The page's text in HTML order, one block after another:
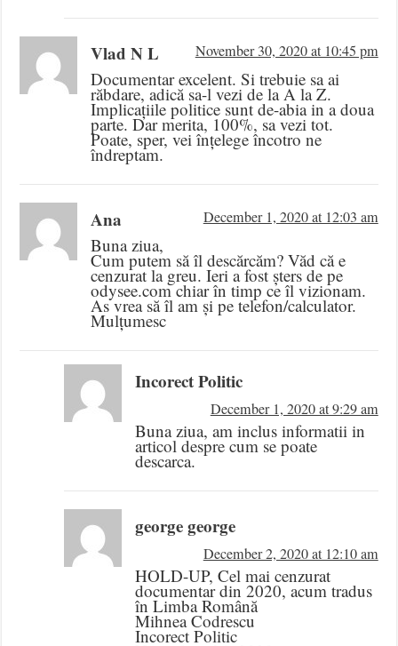
Vlad N L November 30, 2020 at 10:45 pm
Documentar excelent. Si trebuie sa ai
răbdare, adică sa-l vezi de la A la Z.
Implicațiile politice sunt de-abia in a doua
parte. Dar merita, 100%, sa vezi tot.
Poate, sper, vei înțelege încotro ne
îndreptam.
Ana December 1, 2020 at 12:03 am
Buna ziua,
Cum putem să îl descărcăm? Văd că e
cenzurat la greu. Ieri a fost șters de pe
odysee.com chiar în timp ce îl vizionam.
As vrea să îl am și pe telefon/calculator.
Mulțumesc
Incorect Politic
December 1, 2020 at 9:29 am
Buna ziua, am inclus informatii in
articol despre cum se poate
descarca.
george george
December 2, 2020 at 12:10 am
HOLD-UP, Cel mai cenzurat
documentar din 2020, acum tradus
în Limba Română
Mihnea Codrescu
Incorect Politic